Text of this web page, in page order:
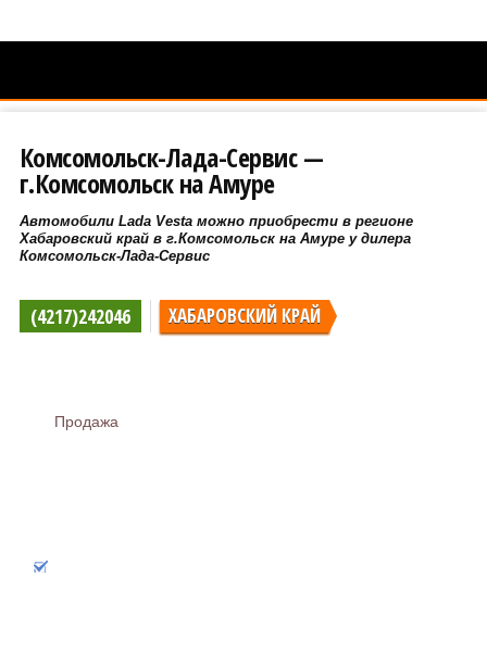
Комсомольск-Лада-Сервис —
г.Комсомольск на Амуре
Автомобили Lada Vesta можно приобрести в регионе
Хабаровский край в г.Комсомольск на Амуре у дилера
Комсомольск-Лада-Сервис
(4217)242046 ХАБАРОВСКИЙ КРАЙ
Продажа